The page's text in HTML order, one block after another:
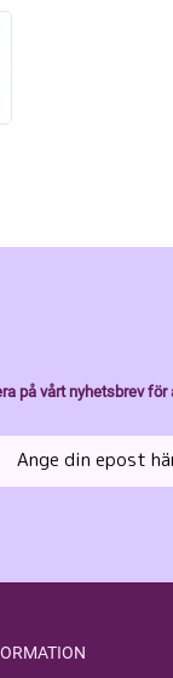
på vårt nyhetsbrev